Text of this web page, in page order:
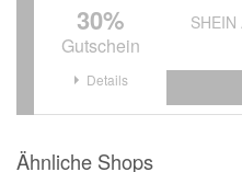
30%
Gutschein
Details
Ähnliche Shops